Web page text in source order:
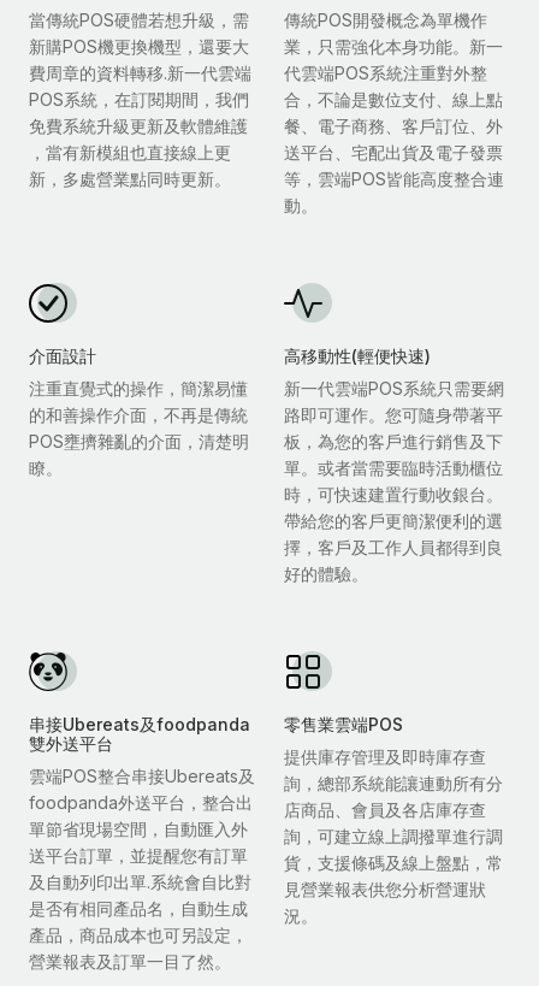
當傳統POS硬體若想升級，需
新購POS機更換機型，還要大
費周章的資料轉移.新一代雲端
POS系統，在訂閱期間，我們
免費系統升級更新及軟體維護
，當有新模組也直接線上更
新，多處營業點同時更新。
傳統POS開發概念為單機作
業，只需強化本身功能。新一
代雲端POS系統注重對外整
合，不論是數位支付、線上點
餐、電子商務、客戶訂位、外
送平台、宅配出貨及電子發票
等，雲端POS皆能高度整合連
動。
介面設計
注重直覺式的操作，簡潔易懂
的和善操作介面，不再是傳統
POS壅擠雜亂的介面，清楚明
瞭。
高移動性(輕便快速)
新一代雲端POS系統只需要網
路即可運作。您可隨身帶著平
板，為您的客戶進行銷售及下
單。或者當需要臨時活動櫃位
時，可快速建置行動收銀台。
帶給您的客戶更簡潔便利的選
擇，客戶及工作人員都得到良
好的體驗。
串接Ubereats及foodpanda
雙外送平台
雲端POS整合串接Ubereats及
foodpanda外送平台，整合出
單節省現場空間，自動匯入外
送平台訂單，並提醒您有訂單
及自動列印出單.系統會自比對
是否有相同產品名，自動生成
產品，商品成本也可另設定，
營業報表及訂單一目了然。
零售業雲端POS
提供庫存管理及即時庫存查
詢，總部系統能讓連動所有分
店商品、會員及各店庫存查
詢，可建立線上調撥單進行調
貨，支援條碼及線上盤點，常
見營業報表供您分析營運狀
況。